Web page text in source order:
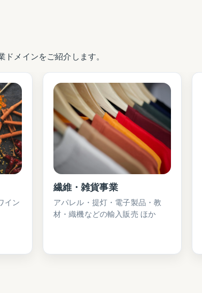
メインをご紹介します。
イン
繊維・雑貨事業
アパレル・提灯・電子製品・教
材・織機などの輸入販売 ほか